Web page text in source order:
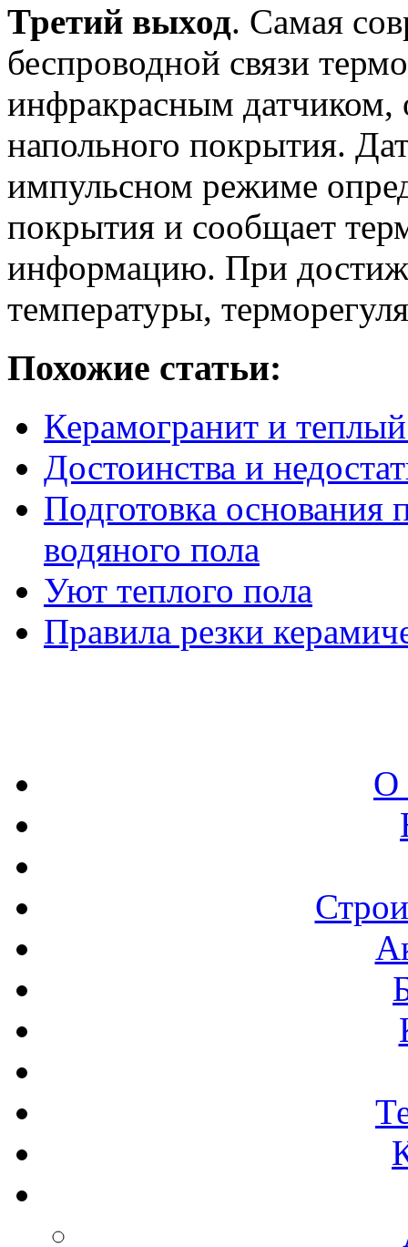
Третий выход. Самая
беспроводной связи
инфракрасным
напольного покрытия.
импульсном режиме
покрытия и сообщает
информацию. При
температуры,
Похожие статьи:
Керамогранит и
Достоинства и
Подготовка основания
водяного пола
Уют теплого пола
Правила резки
О